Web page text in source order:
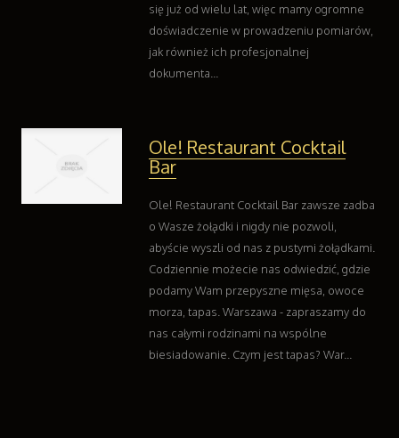
się już od wielu lat, więc mamy ogromne
doświadczenie w prowadzeniu pomiarów,
jak również ich profesjonalnej
dokumenta...
Ole! Restaurant Cocktail
Bar
Ole! Restaurant Cocktail Bar zawsze zadba
o Wasze żołądki i nigdy nie pozwoli,
abyście wyszli od nas z pustymi żołądkami.
Codziennie możecie nas odwiedzić, gdzie
podamy Wam przepyszne mięsa, owoce
morza, tapas. Warszawa - zapraszamy do
nas całymi rodzinami na wspólne
biesiadowanie. Czym jest tapas? War...